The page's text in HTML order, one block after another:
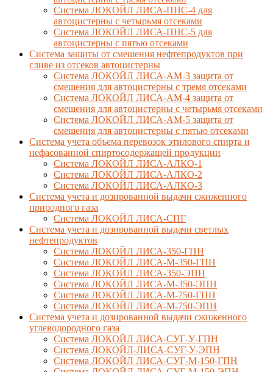
Система ЛОКОЙЛ ЛИСА-ПНС-4 для
автоцистерны с четырьмя отсеками
Система ЛОКОЙЛ ЛИСА-ПНС-5 для
автоцистерны с пятью отсеками
Система защиты от смешения нефтепродуктов при
сливе из отсеков автоцистерны
Система ЛОКОЙЛ ЛИСА-AM-3 защита от
смешения для автоцистерны с тремя отсеками
Система ЛОКОЙЛ ЛИСА-AM-4 защита от
смешения для автоцистерны с четырьмя отсеками
Система ЛОКОЙЛ ЛИСА-AM-5 защита от
смешения для автоцистерны с пятью отсеками
Система учета объема перевозок этилового спирта и
нефасованной спиртосодержащей продукции
Система ЛОКОЙЛ ЛИСА-AЛКО-1
Система ЛОКОЙЛ ЛИСА-АЛКО-2
Система ЛОКОЙЛ ЛИСА-АЛКО-3
Система учета и дозированной выдачи сжиженного
природного газа
Система ЛОКОЙЛ ЛИСА-СПГ
Система учета и дозированной выдачи светлых
нефтепродуктов
Система ЛОКОЙЛ ЛИСА-350-ГПН
Система ЛОКОЙЛ ЛИСА-М-350-ГПН
Система ЛОКОЙЛ ЛИСА-350-ЭПН
Система ЛОКОЙЛ ЛИСА-М-350-ЭПН
Система ЛОКОЙЛ ЛИСА-М-750-ГПН
Система ЛОКОЙЛ ЛИСА-М-750-ЭПН
Система учета и дозированной выдачи сжиженного
углеводородного газа
Система ЛОКОЙЛ ЛИСА-СУГ-У-ГПН
Система ЛОКОЙЛ-ЛИСА-СУГ-У-ЭПН
Система ЛОКОЙЛ ЛИСА-СУГ-М-150-ГПН